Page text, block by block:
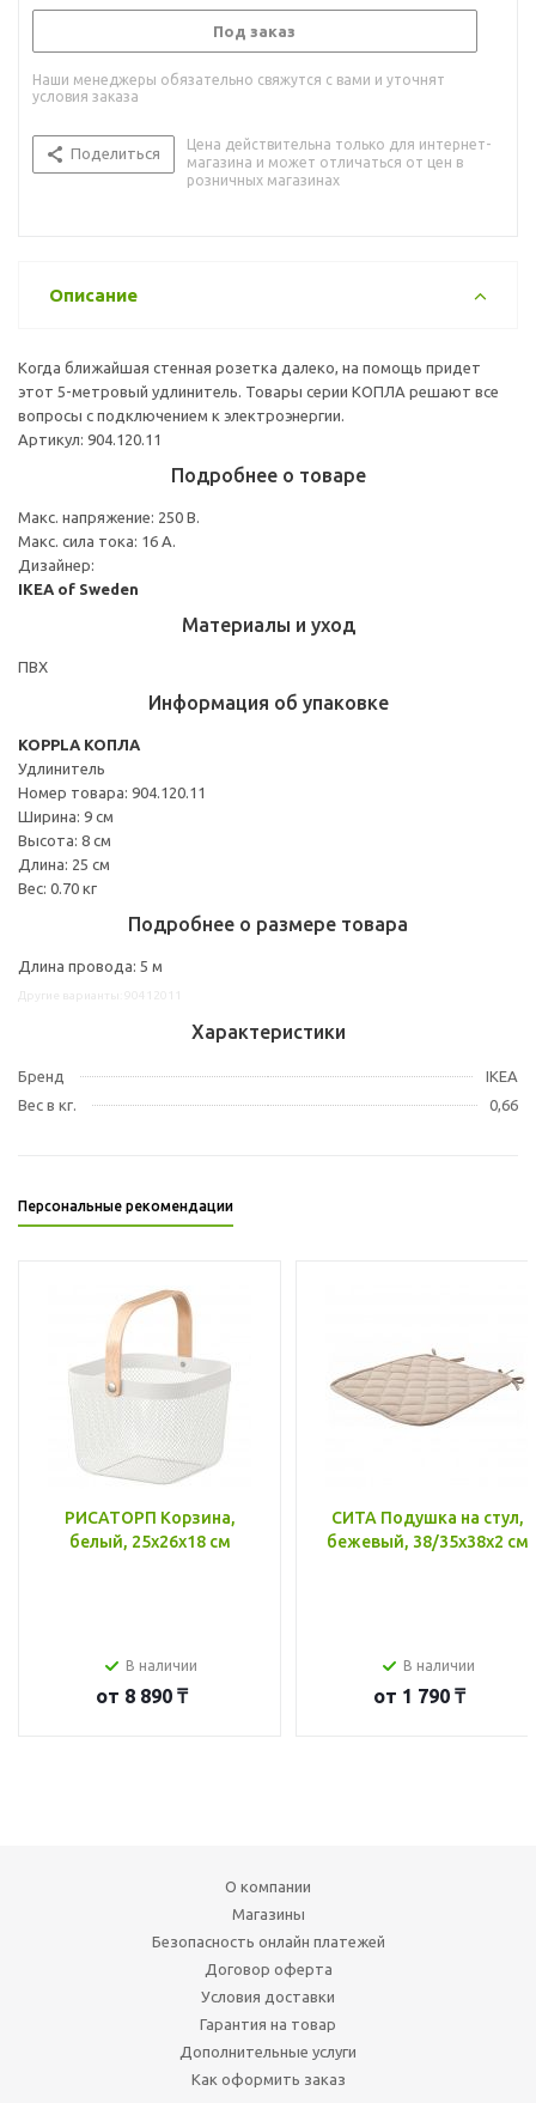
Под заказ
Наши менеджеры обязательно свяжутся с вами и уточнят
условия заказа
Поделиться
Цена действительна только для интернет-
магазина и может отличаться от цен в
розничных магазинах
Описание
Когда ближайшая стенная розетка далеко, на помощь придет
этот 5-метровый удлинитель. Товары серии КОПЛА решают все
вопросы с подключением к электроэнергии.
Артикул: 904.120.11
Подробнее о товаре
Макс. напряжение: 250 В.
Макс. сила тока: 16 А.
Дизайнер:
IKEA of Sweden
Материалы и уход
ПВХ
Информация об упаковке
KOPPLA КОПЛА
Удлинитель
Номер товара: 904.120.11
Ширина: 9 см
Высота: 8 см
Длина: 25 см
Вес: 0.70 кг
Подробнее о размере товара
Длина провода: 5 м
Характеристики
Бренд
IKEA
Вес в кг.
0,66
Персональные рекомендации
РИСАТОРП Корзина,
белый, 25x26x18 см
В наличии
от 8 890 ₸
СИТА Подушка на стул,
бежевый, 38/35x38x2 см
В наличии
от 1 790 ₸
О компании
Магазины
Безопасность онлайн платежей
Договор оферта
Условия доставки
Гарантия на товар
Дополнительные услуги
Как оформить заказ